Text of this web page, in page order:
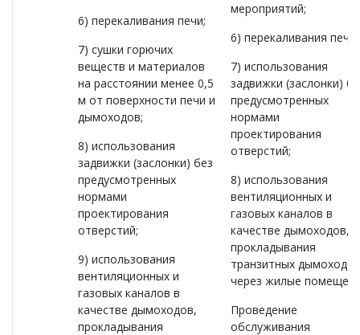
6) перекаливания печи;
7) сушки горючих
веществ и материалов
на расстоянии менее 0,5
м от поверхности печи и
дымоходов;
8) использования
задвижки (заслонки) без
предусмотренных
нормами
проектирования
отверстий;
9) использования
вентиляционных и
газовых каналов в
качестве дымоходов,
прокладывания
мероприятий;
6) перекаливания печи;
7) использования
задвижки (заслонки)
предусмотренных
нормами
проектирования
отверстий;
8) использования
вентиляционных и
газовых каналов в
качестве дымоходов,
прокладывания
транзитных дымоходов
через жилые
Проведение
обслуживания